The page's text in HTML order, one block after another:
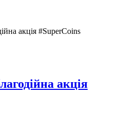
акція #SuperCoins
акція